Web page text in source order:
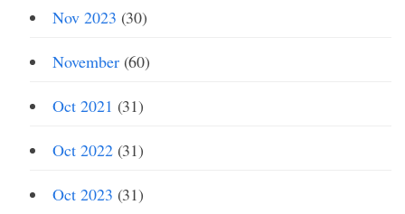
Nov 2023 (30)
November(60)
Oct 2021 (31)
Oct 2022(31)
Oct 2023 (31)